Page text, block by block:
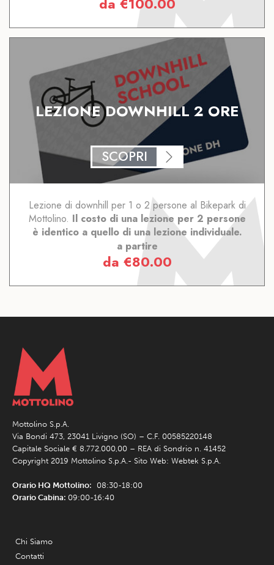
LEZIONE DOWNHILL 2 ORE
SCOPRI
Lezione di downhill per 1 o 2 persone al Bikepark di
Mottolino. Il costo di una lezione per 2 persone
è identico a quello di una lezione individuale.
a partire
da €80.00
Mottolino S.p.A.
Via Bondi 473, 23041 Livigno (SO) – C.F. 00585220148
Capitale Sociale € 8.772.000,00 – REA di Sondrio n. 41452
Copyright 2019 Mottolino S.p.A.- Sito Web: Webtek S.p.A.
Orario HQ Mottolino: 08:30-18:00
Orario Cabina: 09:00-16:40
Chi Siamo
Contatti